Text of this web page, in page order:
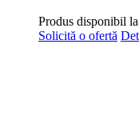
Produs disponibil
Solicită o ofertă